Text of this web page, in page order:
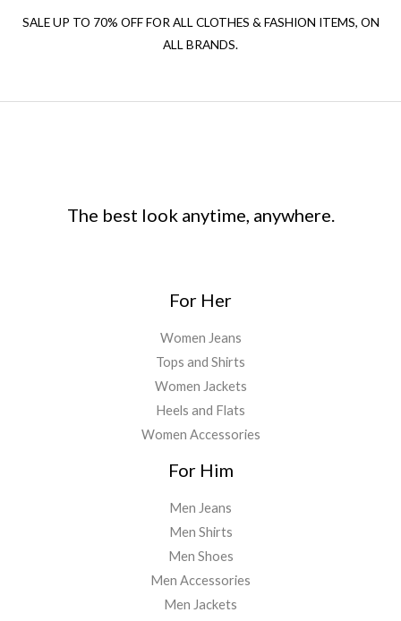
SALE UP TO 70% OFF FOR ALL CLOTHES & FASHION ITEMS, ON
ALL BRANDS.
The best look anytime, anywhere.
For Her
Women Jeans
Tops and Shirts
Women Jackets
Heels and Flats
Women Accessories
For Him
Men Jeans
Men Shirts
Men Shoes
Men Accessories
Men Jackets